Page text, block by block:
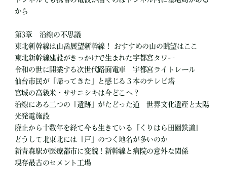
から
第3章 沿線の不思議
東北新幹線は山岳展望新幹線！ おすすめの山の眺望はここ
東北新幹線建設がきっかけで生まれた宇都宮タワー
令和の世に開業する次世代路面電車 宇都宮ライトレール
仙台市民が「帰ってきた」と感じる３本のテレビ塔
宮城の高級米・ササニシキは今どこへ？
沿線にある二つの「遺跡」がたどった道 世界文化遺産と太陽
光発電施設
廃止から十数年を経て今も生きている「くりはら田園鉄道」
どうして北東北には「戸」のつく地名が多いのか
新青森駅が医療都市に変貌！新幹線と病院の意外な関係
現存最古のセメント工場